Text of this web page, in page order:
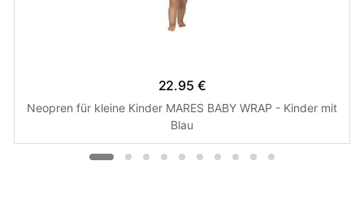
22.95 €
Neopren für kleine Kinder MARES BABY WRAP - Kinder mit
Blau